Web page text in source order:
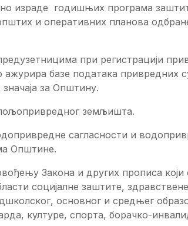
израде годишњих програма
и оперативних планова
при регистрацији
базе података привредних
за Општину.
земљишта.
сагласности и
Општине.
Закона и других прописа који
социјалне заштите,
основног и средњег
културе, спорта, борачко-